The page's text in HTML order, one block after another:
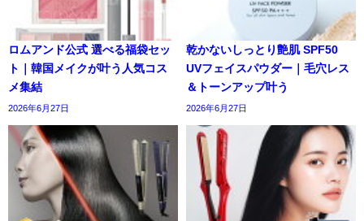
ロムアンド公式 選べる福袋セッ
ト｜韓国メイクが叶う人気コス
メ集結
2026年6月27日
乾かないしっとり艶肌 SPF50
UVフェイスパウダー｜毛穴レス
＆トーンアップ叶う
2026年6月27日